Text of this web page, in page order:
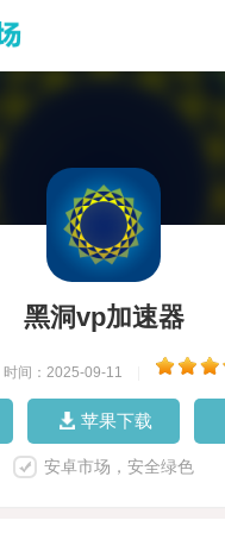
黑洞vp加速器
时间：2025-09-11
苹果下载
安卓市场，安全绿色